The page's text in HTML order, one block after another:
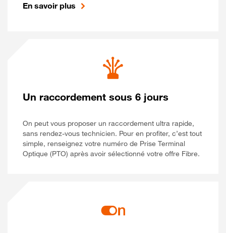
En savoir plus
Un raccordement sous 6 jours
On peut vous proposer un raccordement ultra rapide,
sans rendez-vous technicien. Pour en profiter, c’est tout
simple, renseignez votre numéro de Prise Terminal
Optique (PTO) après avoir sélectionné votre offre Fibre.